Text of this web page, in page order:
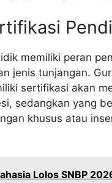
memiliki peran
jenis tunjangan.
sertifikasi akan
sedangkan yang
khusus atau
Lolos SNBP